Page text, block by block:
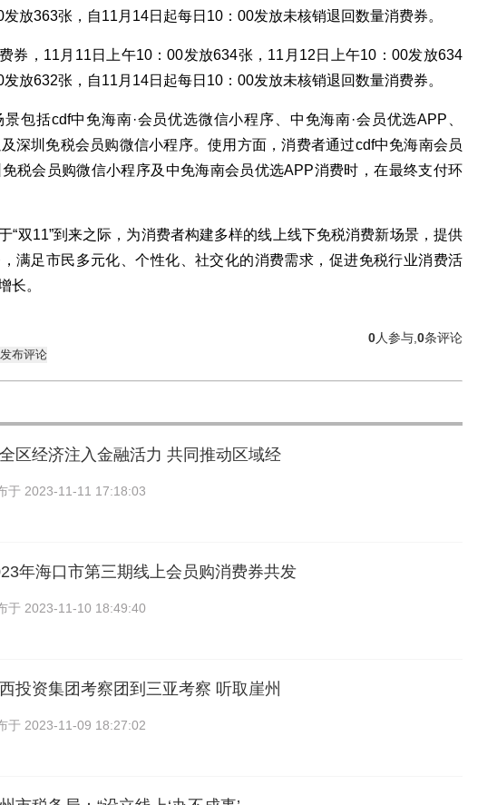
放363张，自11月14日起每日10：00发放未核销退回数量消费券。
，11月11日上午10：00发放634张，11月12日上午10：00发放634
放632张，自11月14日起每日10：00发放未核销退回数量消费券。
括cdf中免海南·会员优选微信小程序、中免海南·会员优选APP、
深圳免税会员购微信小程序。使用方面，消费者通过cdf中免海南会员
税会员购微信小程序及中免海南会员优选APP消费时，在最终支付环
11”到来之际，为消费者构建多样的线上线下免税消费新场景，提供
满足市民多元化、个性化、社交化的消费需求，促进免税行业消费活
长。
0条评论
0人参与,
发布评论
区经济注入金融活力 共同推动区域经
于 2023-11-11 17:18:03
年海口市第三期线上会员购消费券共发
于 2023-11-10 18:49:40
投资集团考察团到三亚考察 听取崖州
于 2023-11-09 18:27:02